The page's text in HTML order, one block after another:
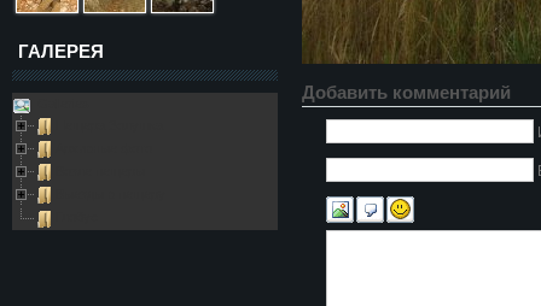
ГАЛЕРЕЯ
Добавить комментарий